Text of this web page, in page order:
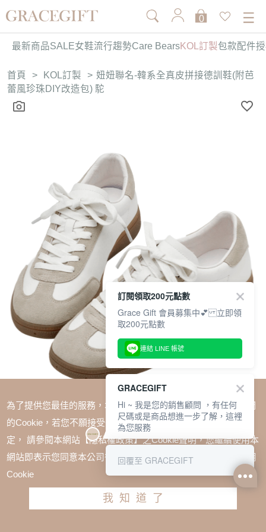
0
最新商品SALE女鞋流行趨勢Care BearsKOL訂製包款配件
首頁 > KOL訂製 > 妞妞聯名-韓系全真皮拼接德訓鞋(附芭
蕾風珍珠DIY改造包) 駝
妞妞聯名-韓系全真皮拼接德訓鞋(附芭蕾風珍珠DIY改
TWD $2448
為了提供您最佳的服務，本網站會在您的電腦中放置並取用我們
的Cookie，若您不願接受Cookie時應如何變更電腦的Cookie設
定， 請參閱本網站【隱私權政策】之Cookie聲明，您繼續使用本
網站即表示您同意本公司得按本網站使用條款之Cookie聲明使用
Cookie
我知道了
訂閱領取200元點數
Grace Gift 會員募集中💕 立即領
取200元點數
連結 LINE 帳號
GRACEGIFT
Hi ~ 我是您的銷售顧問 ，有任何
尺碼或是商品想進一步了解，這裡
為您服務
回覆至 GRACEGIFT